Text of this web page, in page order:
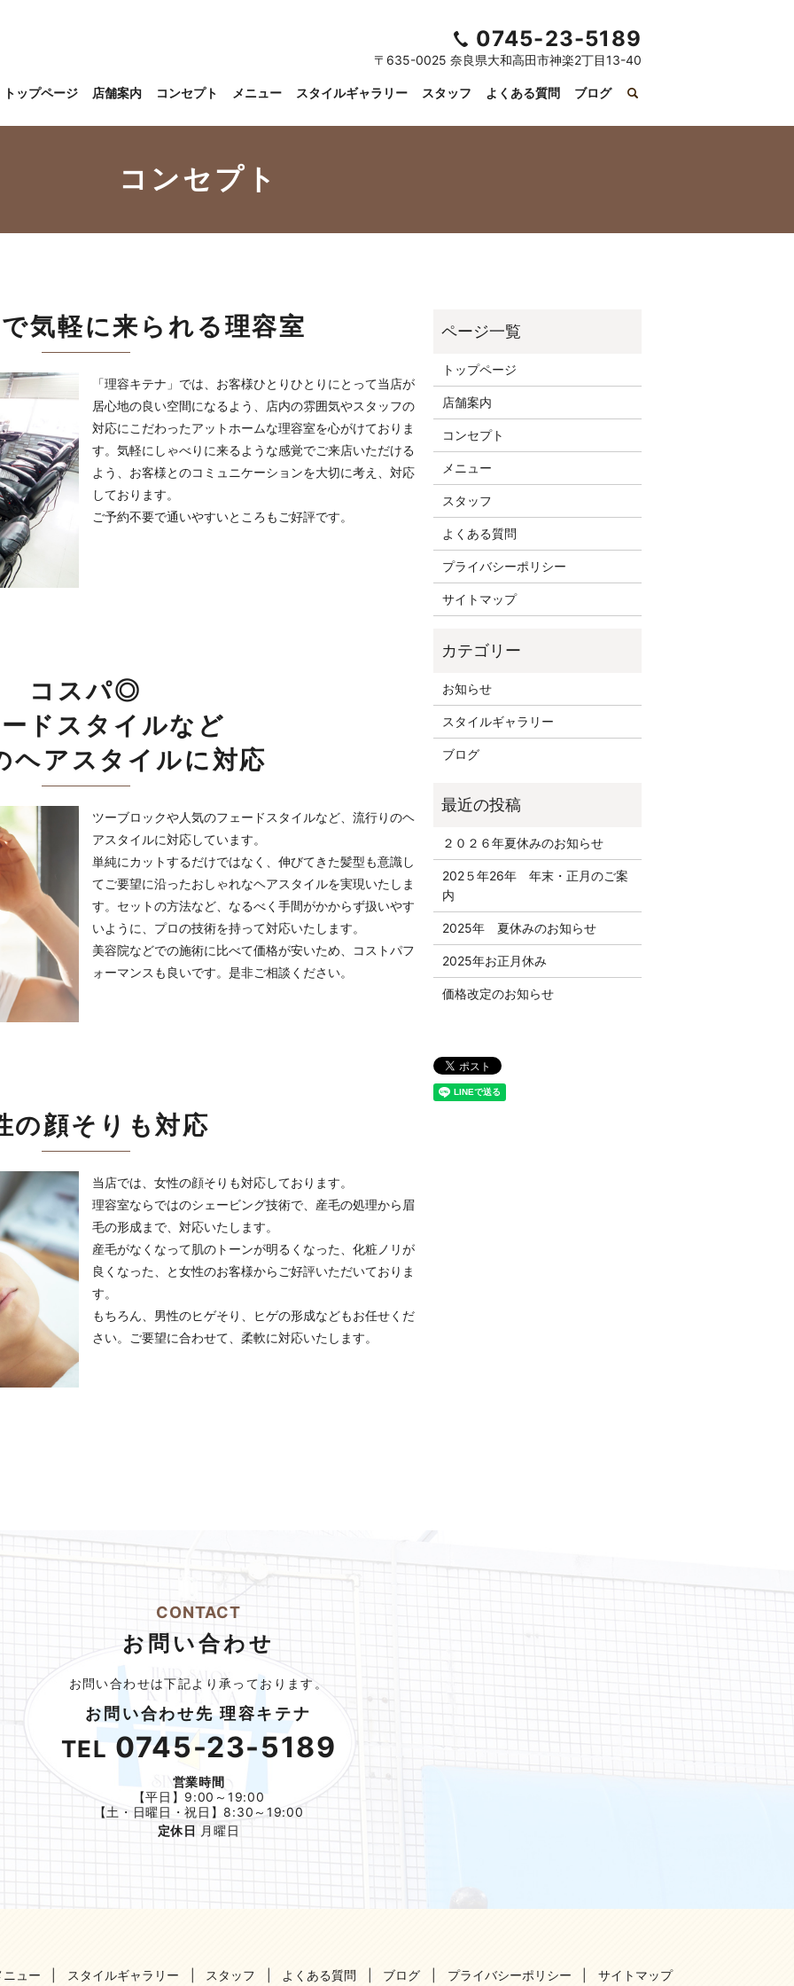
トップページ 店舗案内 コンセプト メニュー スタイルギャラリー スタッフ よくある質問 ブログ
0745-23-5189
〒635-0025 奈良県大和高田市神楽2丁目13-40
コンセプト
気軽に来られる理容室
「理容キテナ」では、お客様ひとりひとりにとって当店が
居心地の良い空間になるよう、店内の雰囲気やスタッフの
対応にこだわったアットホームな理容室を心がけておりま
す。気軽にしゃべりに来るような感覚でご来店いただける
よう、お客様とのコミュニケーションを大切に考え、対応
しております。
ご予約不要で通いやすいところもご好評です。
コスパ◎
ドスタイルなど
ヘアスタイルに対応
ツーブロックや人気のフェードスタイルなど、流行りのヘ
アスタイルに対応しています。
単純にカットするだけではなく、伸びてきた髪型も意識し
てご要望に沿ったおしゃれなヘアスタイルを実現いたしま
す。セットの方法など、なるべく手間がかからず扱いやす
いように、プロの技術を持って対応いたします。
美容院などでの施術に比べて価格が安いため、コストパフ
ォーマンスも良いです。是非ご相談ください。
の顔そりも対応
当店では、女性の顔そりも対応しております。
理容室ならではのシェービング技術で、産毛の処理から眉
毛の形成まで、対応いたします。
産毛がなくなって肌のトーンが明るくなった、化粧ノリが
良くなった、と女性のお客様からご好評いただいておりま
す。
もちろん、男性のヒゲそり、ヒゲの形成などもお任せくだ
さい。ご要望に合わせて、柔軟に対応いたします。
トップページ
店舗案内
コンセプト
メニュー
スタッフ
よくある質問
プライバシーポリシー
サイトマップ
お知らせ
スタイルギャラリー
ブログ
２０２６年夏休みのお知らせ
202５年26年 年末・正月のご案
内
2025年 夏休みのお知らせ
2025年お正月休み
価格改定のお知らせ
CONTACT
お問い合わせ
お問い合わせは下記より承っております。
お問い合わせ先 理容キテナ
TEL 0745-23-5189
営業時間
【平日】9:00～19:00
【土・日曜日・祝日】8:30～19:00
定休日 月曜日
ニュー スタイルギャラリー スタッフ よくある質問 ブログ プライバシーポリシー サイトマップ